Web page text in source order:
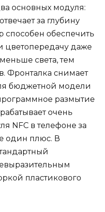
основных модуля:
за глубину
способен обеспечить
цветопередачу даже
света, тем
Фронталка снимает
бюджетной модели
размытие
очень
NFC в телефоне за
один плюс. В
пластикового